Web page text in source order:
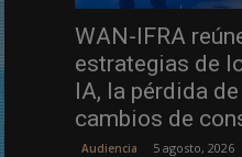
WAN-IFRA
estrategias de
IA, la pérdida
cambios de
Audiencia 5 agosto, 2026